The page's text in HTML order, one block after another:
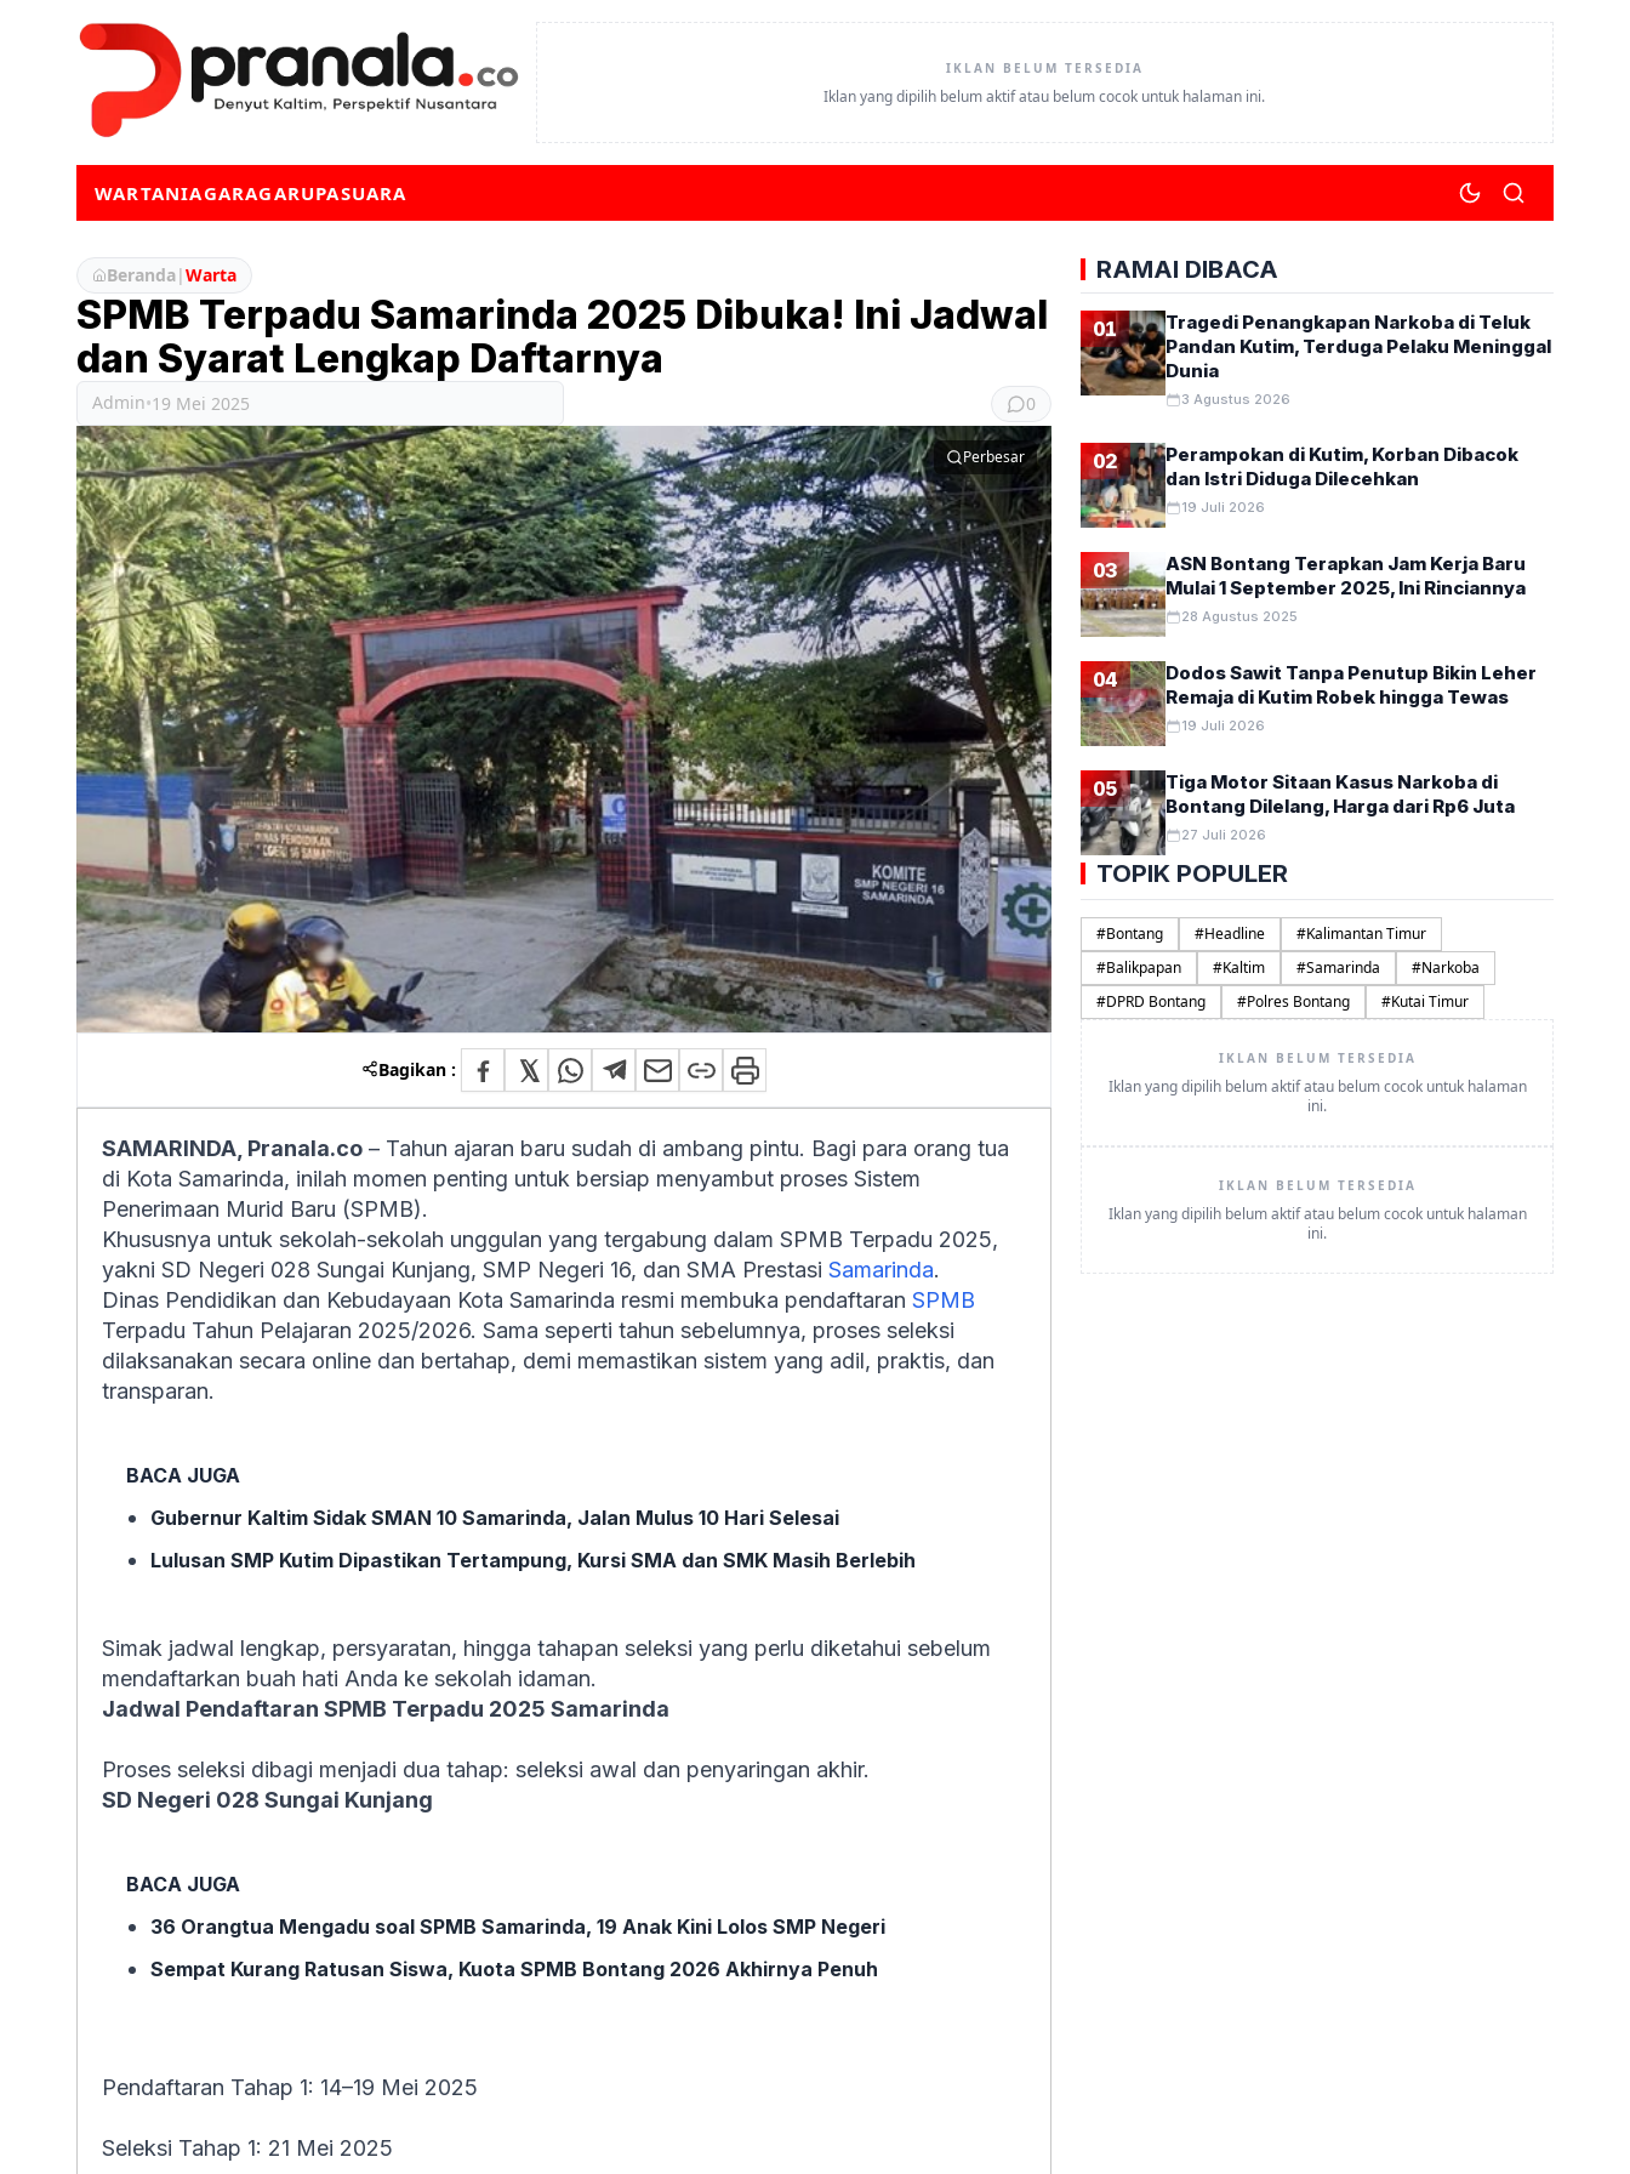
IKLAN BELUM TERSEDIA
Iklan yang dipilih belum aktif atau belum cocok untuk halaman ini.
WARTANIAGARAGARUPASUARA
Beranda|Warta
SPMB Terpadu Samarinda 2025 Dibuka! Ini Jadwal
dan Syarat Lengkap Daftarnya
Admin•19 Mei 2025 0
Perbesar
Bagikan :
SAMARINDA, Pranala.co – Tahun ajaran baru sudah di ambang pintu. Bagi para orang tua
di Kota Samarinda, inilah momen penting untuk bersiap menyambut proses Sistem
Penerimaan Murid Baru (SPMB).
Khususnya untuk sekolah-sekolah unggulan yang tergabung dalam SPMB Terpadu 2025,
yakni SD Negeri 028 Sungai Kunjang, SMP Negeri 16, dan SMA Prestasi Samarinda.
Dinas Pendidikan dan Kebudayaan Kota Samarinda resmi membuka pendaftaran SPMB
Terpadu Tahun Pelajaran 2025/2026. Sama seperti tahun sebelumnya, proses seleksi
dilaksanakan secara online dan bertahap, demi memastikan sistem yang adil, praktis, dan
transparan.
BACA JUGA
Gubernur Kaltim Sidak SMAN 10 Samarinda, Jalan Mulus 10 Hari Selesai
Lulusan SMP Kutim Dipastikan Tertampung, Kursi SMA dan SMK Masih Berlebih
Simak jadwal lengkap, persyaratan, hingga tahapan seleksi yang perlu diketahui sebelum
mendaftarkan buah hati Anda ke sekolah idaman.
Jadwal Pendaftaran SPMB Terpadu 2025 Samarinda
Proses seleksi dibagi menjadi dua tahap: seleksi awal dan penyaringan akhir.
SD Negeri 028 Sungai Kunjang
BACA JUGA
36 Orangtua Mengadu soal SPMB Samarinda, 19 Anak Kini Lolos SMP Negeri
Sempat Kurang Ratusan Siswa, Kuota SPMB Bontang 2026 Akhirnya Penuh
Pendaftaran Tahap 1: 14–19 Mei 2025
Seleksi Tahap 1: 21 Mei 2025
RAMAI DIBACA
01
Tragedi Penangkapan Narkoba di Teluk
Pandan Kutim, Terduga Pelaku Meninggal
Dunia
3 Agustus 2026
02
Perampokan di Kutim, Korban Dibacok
dan Istri Diduga Dilecehkan
19 Juli 2026
03
ASN Bontang Terapkan Jam Kerja Baru
Mulai 1 September 2025, Ini Rinciannya
28 Agustus 2025
04
Dodos Sawit Tanpa Penutup Bikin Leher
Remaja di Kutim Robek hingga Tewas
19 Juli 2026
05
Tiga Motor Sitaan Kasus Narkoba di
Bontang Dilelang, Harga dari Rp6 Juta
27 Juli 2026
TOPIK POPULER
#Bontang #Headline #Kalimantan Timur
#Balikpapan #Kaltim #Samarinda #Narkoba
#DPRD Bontang #Polres Bontang #Kutai Timur
IKLAN BELUM TERSEDIA
Iklan yang dipilih belum aktif atau belum cocok untuk halaman
ini.
IKLAN BELUM TERSEDIA
Iklan yang dipilih belum aktif atau belum cocok untuk halaman
ini.